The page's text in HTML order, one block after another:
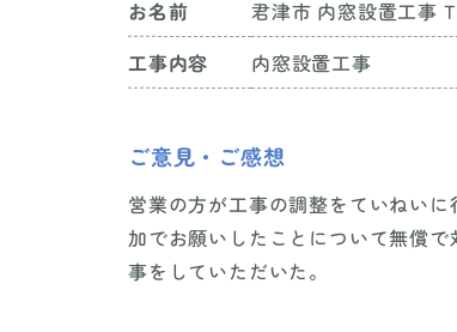
お名前 君津市 内窓設置工事
工事内容 内窓設置工事
ご意見・ご感想
営業の方が工事の調整をていねい
加でお願いしたことについて無償
事をしていただいた。